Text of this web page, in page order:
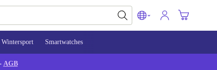
Wintersport Smartwatches
AGB